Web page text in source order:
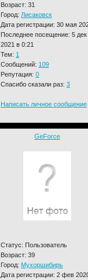
Возраст: 31
Город: Лисаковск
Дата регистрации: 30 мая
Последнее посещение: 5 дек
2021 в 0:21
Тем: 1
Сообщений: 109
Репутация: 0
Спасибо сказали раз: 3
Написать личное сообщение
GeForce
Статус: Пользователь
Возраст: 39
Город: Мухоршибирь
Дата регистрации: 2 фев